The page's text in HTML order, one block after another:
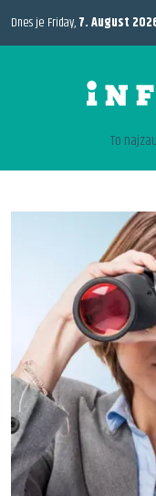
Dnes je Friday,7. August
To